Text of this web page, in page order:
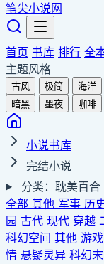
笔尖小说网
首页 书库 排行 全
主题风格
古风 极简 海洋
暗黑
墨夜 咖啡
小说书库
完结小说
分类：耽美百合
全部 其他 军事 历
园 古代 现代 穿越
科幻空间 其他 游
情 悬疑灵异 科幻末